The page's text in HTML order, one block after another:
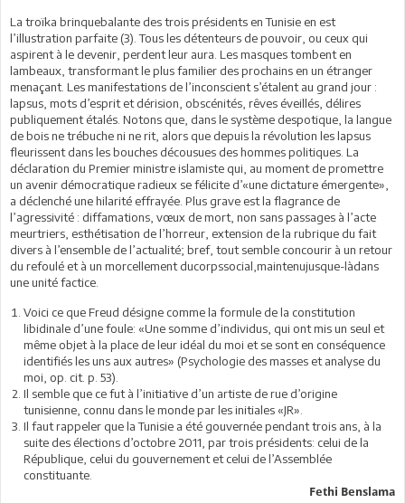
La troïka brinquebalante des trois présidents en Tunisie en est
l’illustration parfaite (3). Tous les détenteurs de pouvoir, ou ceux qui
aspirent à le devenir, perdent leur aura. Les masques tombent en
lambeaux, transformant le plus familier des prochains en un étranger
menaçant. Les manifestations de l’inconscient s’étalent au grand jour :
lapsus, mots d’esprit et dérision, obscénités, rêves éveillés, délires
publiquement étalés. Notons que, dans le système despotique, la langue
de bois ne trébuche ni ne rit, alors que depuis la révolution les lapsus
fleurissent dans les bouches décousues des hommes politiques. La
déclaration du Premier ministre islamiste qui, au moment de promettre
un avenir démocratique radieux sefélicite d’«une dictature émergente»,
a déclenché une hilarité effrayée. Plus grave est la flagrance de
l’agressivité : diffamations, vœux demort, non sans passages à l’acte
meurtriers, esthétisation de l’horreur, extension de la rubrique du fait
divers à l’ensemble de l’actualité; bref, tout semble concourir à un retour
du refoulé et à un morcellementducorpssocial,maintenujusque-làdans
une unité factice.
Voici ce que Freud désigne comme la formule de la constitution
libidinale d’une foule: «Une somme d’individus, qui ont mis un seul et
même objet à la place de leur idéal du moi et se sont en conséquence
identifiés les uns aux autres» (Psychologie des masses et analyse du
moi, op. cit. p. 53).
Il semble que ce fut à l’initiative d’un artiste de rue d’origine
tunisienne, connu dans le monde par les initiales «JR».
Il faut rappeler que la Tunisie a été gouvernée pendant trois ans, à la
suite des élections d’octobre 2011, par trois présidents: celui de la
République, celui du gouvernement et celui de l’Assemblée
constituante.
Fethi Benslama